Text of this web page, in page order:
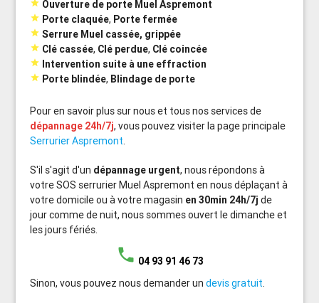
 Ouverture de porte Muel Aspremont
 Porte claquée, Porte fermée
 Serrure Muel cassée, grippée
 Clé cassée, Clé perdue, Clé coincée
 Intervention suite à une effraction
 Porte blindée, Blindage de porte
Pour en savoir plus sur nous et tous nos services de
dépannage 24h/7j, vous pouvez visiter la page principale
Serrurier Aspremont.
S'il s'agit d'un dépannage urgent, nous répondons à
votre SOS serrurier Muel Aspremont en nous déplaçant à
votre domicile ou à votre magasin en 30min 24h/7j de
jour comme de nuit, nous sommes ouvert le dimanche et
les jours fériés.
phone 04 93 91 46 73
Sinon, vous pouvez nous demander undevis gratuit.